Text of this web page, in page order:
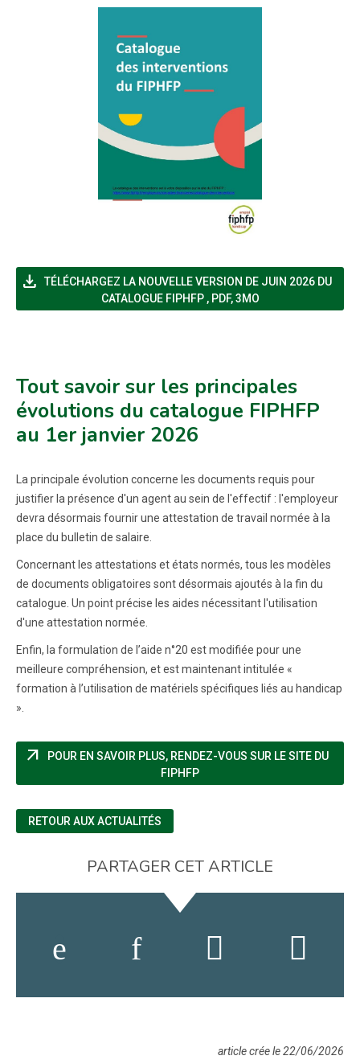
file_download TÉLÉCHARGEZ LA NOUVELLE VERSION DE JUIN 2026 DU
CATALOGUE FIPHFP (NOUVELLE FENÊTRE)
, PDF, 3MO
Tout savoir sur les principales
évolutions du catalogue FIPHFP
au 1er janvier 2026
La principale évolution concerne les documents requis pour
justifier la présence d'un agent au sein de l'effectif : l'employeur
devra désormais fournir une attestation de travail normée à la
place du bulletin de salaire.
Concernant les attestations et états normés, tous les modèles
de documents obligatoires sont désormais ajoutés à la fin du
catalogue. Un point précise les aides nécessitant l'utilisation
d'une attestation normée.
Enfin, la formulation de l’aide n°20 est modifiée pour une
meilleure compréhension, et est maintenant intitulée «
formation à l’utilisation de matériels spécifiques liés au handicap
».
arrow_outward
POUR EN SAVOIR PLUS, RENDEZ-VOUS SUR LE SITE DU
FIPHFP(NOUVELLE FENÊTRE)
RETOUR AUX ACTUALITÉS
PARTAGER CET ARTICLE
article crée le 22/06/2026